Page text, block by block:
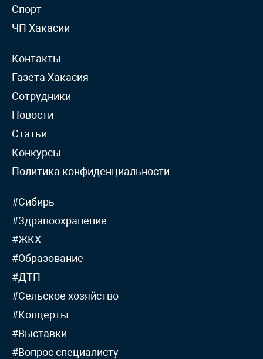
Спорт
ЧП Хакасии
Контакты
Газета Хакасия
Сотрудники
Новости
Статьи
Конкурсы
Политика конфиденциальности
#Сибирь
#Здравоохранение
#ЖКХ
#Образование
#ДТП
#Сельское хозяйство
#Концерты
#Выставки
#Вопрос специалисту